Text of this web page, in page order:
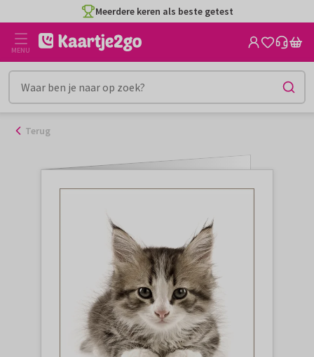
naar
inhoud
Meerdere keren als beste getest
MENU
Terug